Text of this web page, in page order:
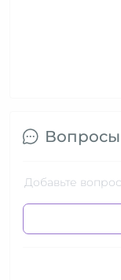
Добавьте